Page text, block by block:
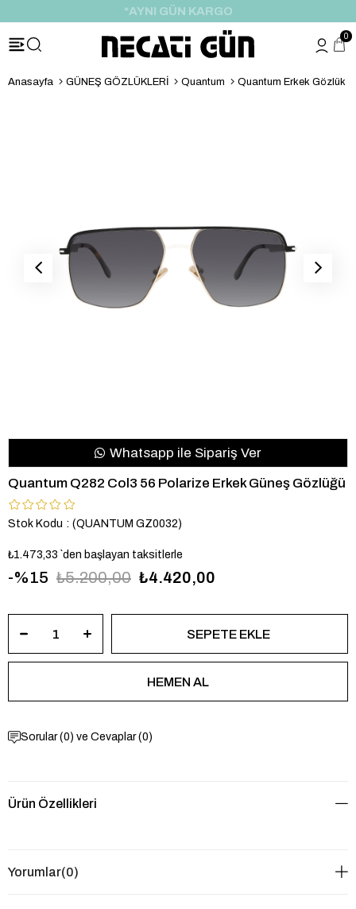
*HEDİYE PAKETİ & NOTU
0
Anasayfa GÜNEŞ GÖZLÜKLERİ Quantum Quantum Erkek Gözlük
Whatsapp ile Sipariş Ver
Quantum Q282 Col3 56 Polarize Erkek Güneş Gözlüğü
Stok Kodu (QUANTUM GZ0032)
₺1.473,33 `den başlayan taksitlerle
15 ₺5.200,00 ₺4.420,00
Sorular (0) ve Cevaplar (0)
Ürün Özellikleri
Yorumlar(0)